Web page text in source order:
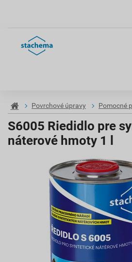
Povrchové úpravy Pomocné
S6005 Riedidlo pre
náterové hmoty 1 l